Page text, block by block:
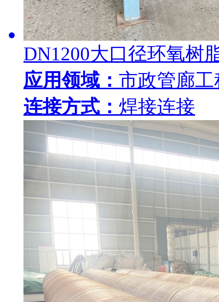
DN1200大口径环氧树
应用领域： 市政管廊工
连接方式： 焊接连接